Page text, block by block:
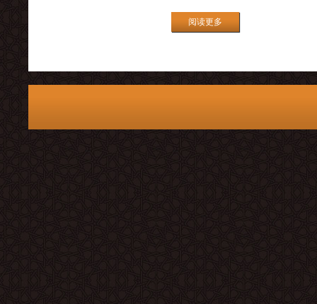
阅读更多